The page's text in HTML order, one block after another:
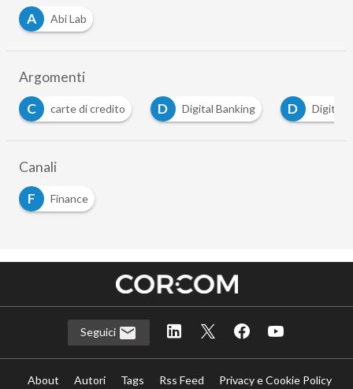
A
Abi Lab
Argomenti
C
carte di credito D Digital Banking D Digital
Canali
F
Finance
Seguici
About Autori Tags Rss Feed
Privacy e Cookie Policy